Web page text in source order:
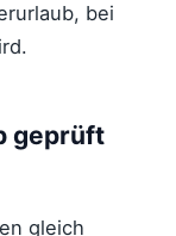
bei
geprüft
gleich